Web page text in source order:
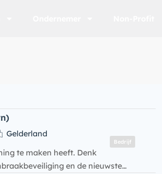
Bedrijf
Gelderland
te maken heeft. Denk
en de nieuwste…